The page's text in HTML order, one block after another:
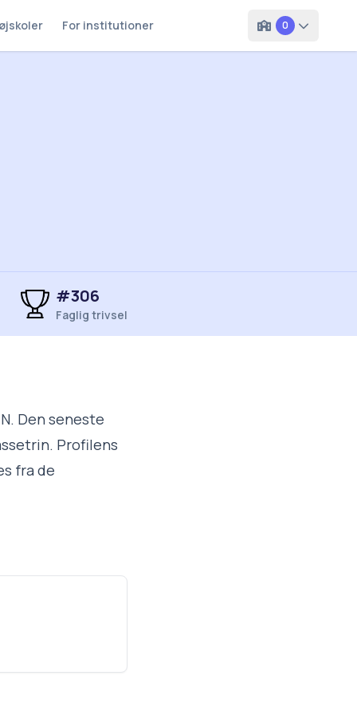
For institutioner 0
#306
Faglig trivsel
Den seneste
Profilens
fra de